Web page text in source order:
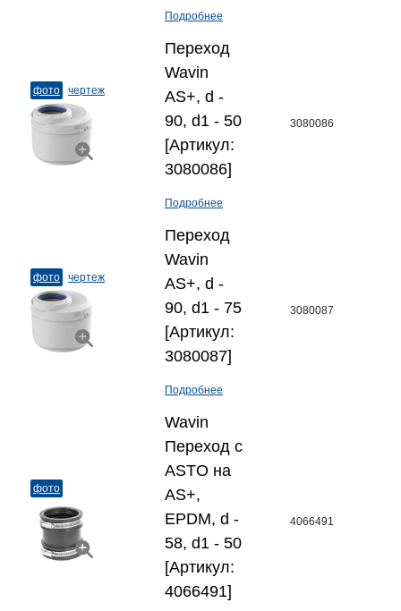
Подробнее
фото чертеж
Переход
Wavin
AS+, d -
90, d1 - 50
[Артикул:
3080086]
Подробнее
3080086
фото чертеж
Переход
Wavin
AS+, d -
90, d1 - 75
[Артикул:
3080087]
Подробнее
3080087
фото
Wavin
Переход с
ASTO на
AS+,
EPDM, d -
58, d1 - 50
[Артикул:
4066491]
4066491